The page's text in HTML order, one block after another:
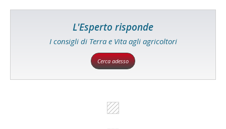
L'Esperto risponde
I consigli di Terra e Vita agli agricoltori
Cerca adesso